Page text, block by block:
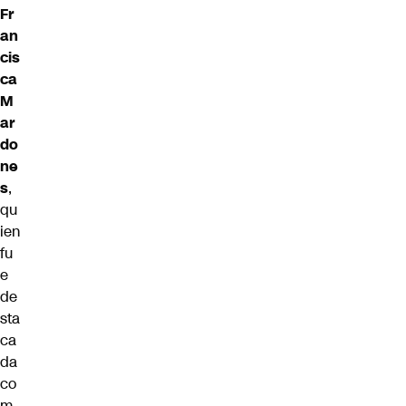
Fr
an
cis
ca
M
ar
do
ne
s,
qu
ien
fu
e
de
sta
ca
da
co